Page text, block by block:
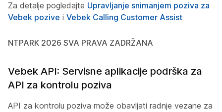
Za detalje pogledajte Upravljanje snimanjem poziva za
Vebek pozive i Vebek Calling Customer Assist
NTPARK 2026 SVA PRAVA ZADRŽANA
Vebek API: Servisne aplikacije podrška za
API za kontrolu poziva
API za kontrolu poziva može obavljati radnje vezane za